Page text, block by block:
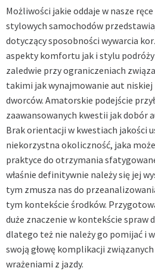
Możliwości jakie oddaje w nasze
stylowych samochodów
dotyczący sposobności wywarcia
aspekty komfortu jak i stylu
zaledwie przy ograniczeniach
takimi jak wynajmowanie aut
dworców. Amatorskie podejście
zaawansowanych kwestii jak dobór
Brak orientacji w kwestiach jakości
niekorzystna okoliczność, jaka
praktyce do otrzymania
właśnie definitywnie należy się jej
tym zmusza nas do
tym kontekście środków.
duże znaczenie w kontekście spraw
dlatego też nie należy go pomijać i
swoją głowę komplikacji
wrażeniami z jazdy.